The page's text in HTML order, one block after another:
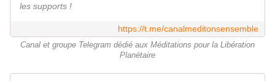
les supports !
https://t.me/canalmeditonsensemble
Canal et groupe Telegram dédié aux Méditations pour la Libération
Planétaire